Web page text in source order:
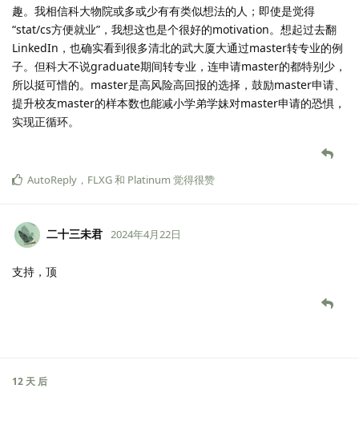
趣。我相信科大物院或多或少有有类似想法的人；即使是觉得
“stat/cs方便就业”，我想这也是个很好的motivation。想起过去翻
LinkedIn，也确实看到很多清北的武大厦大通过master转专业的例
子。但科大不说graduate期间转专业，连申请master的都特别少，
所以挺可惜的。master是高风险高回报的选择，鼓励master申请、
提升校友master的样本数也能减小学弟学妹对master申请的恐惧，
实现正循环。
AutoReply ， FLXG和 Platinum 觉得很赞
二十三未君 2024年4月22日
支持，顶
12 天 后